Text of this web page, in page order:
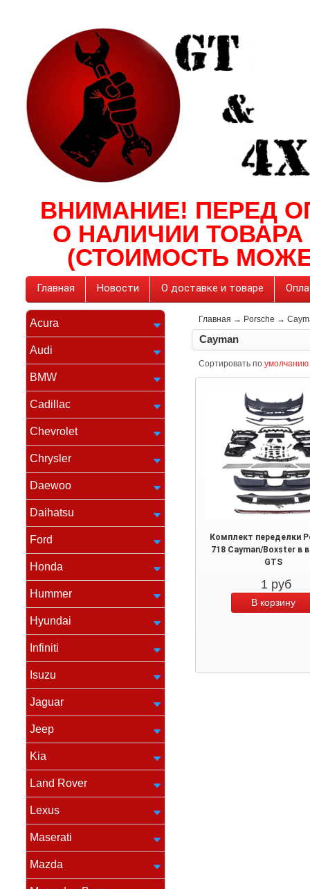
ВНИМАНИЕ! ПЕРЕД
О НАЛИЧИИ
(СТОИМОСТЬ
Главная Новости О доставке и товаре
Acura
Audi
BMW
Cadillac
Chevrolet
Chrysler
Daewoo
Daihatsu
Ford
Honda
Hummer
Hyundai
Infiniti
Isuzu
Jaguar
Jeep
Kia
Land Rover
Lexus
Maserati
Mazda
Главная → Porsche →
Cayman
Сортировать по умолчанию
Комплект переделки
718 Cayman/Boxster в
GTS
1 руб